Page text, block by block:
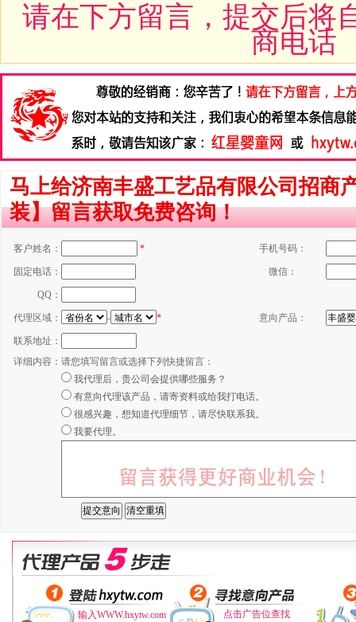
请在下方留言，提交后将
商电话
马上给济南丰盛工艺品有限公司招商
装】留言获取免费咨询！
客户姓名： * 手机号码：
固定电话： 微信：
QQ：
代理区域： - * 意向产品：
联系地址：
详细内容： 请您填写留言或选择下列快捷留言：
我代理后，贵公司会提供哪些服务？
有意向代理该产品，请寄资料或给我打电话。
很感兴趣，想知道代理细节，请尽快联系我。
我要代理。
输入WWW.hxytw.com
点击广告位查找